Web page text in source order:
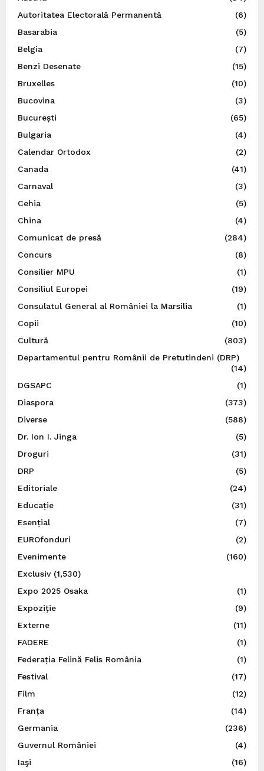
Autoritatea Electorală Permanentă
(6)
Basarabia
(5)
Belgia
(7)
Benzi Desenate
(15)
Bruxelles
(10)
Bucovina
(3)
București
(65)
Bulgaria
(4)
Calendar Ortodox
(2)
Canada
(41)
Carnaval
(3)
Cehia
(5)
China
(4)
Comunicat de presă
(284)
Concurs
(8)
Consilier MPU
(1)
Consiliul Europei
(19)
Consulatul General al României la Marsilia
(1)
Copii
(10)
Cultură
(803)
Departamentul pentru Românii de Pretutindeni (DRP)
(14)
DGSAPC
(1)
Diaspora
(373)
Diverse
(588)
Dr. Ion I. Jinga
(5)
Droguri
(31)
DRP
(5)
Editoriale
(24)
Educație
(31)
Esențial
(7)
EUROfonduri
(2)
Evenimente
(160)
Exclusiv(1,530)
Expo 2025 Osaka
(1)
Expoziție
(9)
Externe
(11)
FADERE
(1)
Federația Felină Felis România
(1)
Festival
(17)
Film
(12)
Franța
(14)
Germania
(236)
Guvernul României
(4)
Iaşi
(16)